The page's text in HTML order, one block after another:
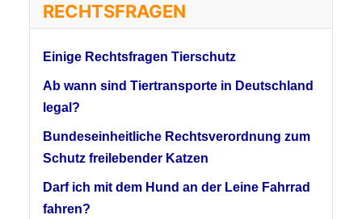
RECHTSFRAGEN
Einige Rechtsfragen Tierschutz
Ab wann sind Tiertransporte in Deutschland
legal?
Bundeseinheitliche Rechtsverordnung zum
Schutz freilebender Katzen
Darf ich mit dem Hund an der Leine Fahrrad
fahren?